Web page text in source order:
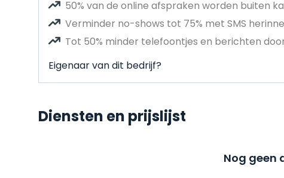
50% van de online afspraken worden buiten
Verminder no-shows tot 75% met SMS
Tot 50% minder telefoontjes en berichten
Eigenaar van dit bedrijf?
Diensten en prijslijst
Nog geen